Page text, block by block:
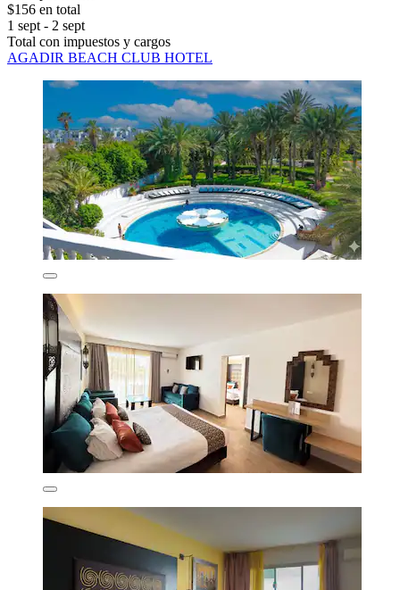
$156 en total
1 sept - 2 sept
Total con impuestos y cargos
AGADIR BEACH CLUB HOTEL